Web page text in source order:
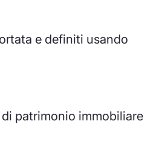
e definiti usando
patrimonio immobiliare